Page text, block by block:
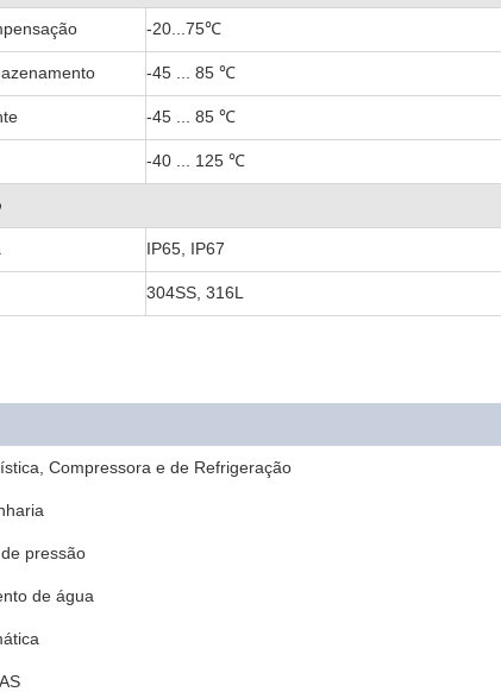
-20...75℃
-45 ... 85 ℃
-45 ... 85 ℃
-40 ... 125 ℃
IP65, IP67
304SS, 316L
Compressora e de Refrigeração
pressão
de água